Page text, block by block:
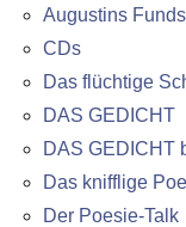
Augustins
CDs
Das flüchtige
DAS GEDICHT
DAS GEDICHT
Das knifflige
Der Poesie-Talk